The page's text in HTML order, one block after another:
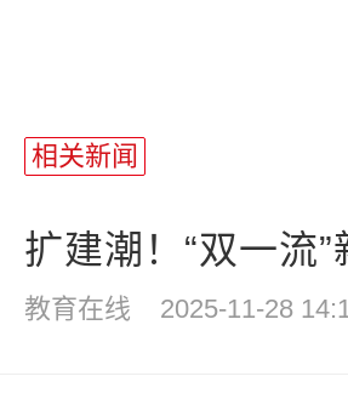
相关新闻
扩建潮！“双一流
教育在线 2025-11-28